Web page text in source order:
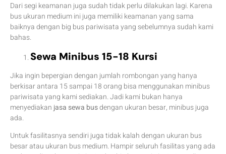
Dari segi keamanan juga sudah tidak perlu dilakukan lagi. Karena
bus ukuran medium ini juga memiliki keamanan yang sama
baiknya dengan big bus pariwisata yang sebelumnya sudah kami
bahas.
Sewa Minibus 15-18 Kursi
Jika ingin bepergian dengan jumlah rombongan yang hanya
berkisar antara 15 sampai 18 orang bisa menggunakan minibus
pariwisata yang kami sediakan. Jadi kami bukan hanya
menyediakan jasa sewa busdengan ukuran besar, minibus juga
ada.
Untuk fasilitasnya sendiri juga tidak kalah dengan ukuran bus
besar atau ukuran bus medium. Hampir seluruh fasilitas yang ada